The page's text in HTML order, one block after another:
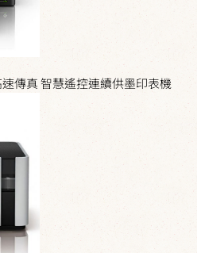
傳真 智慧遙控連續供墨印表機